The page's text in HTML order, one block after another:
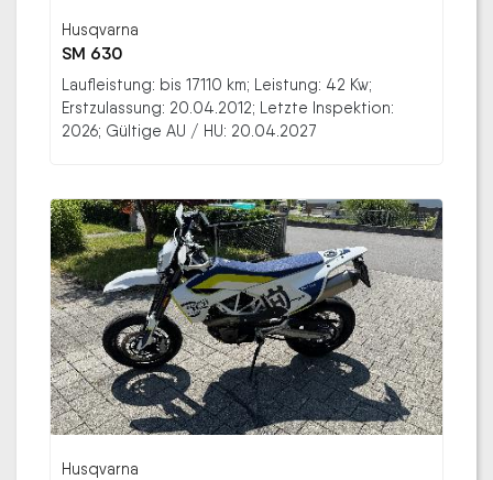
Husqvarna
SM 630
Laufleistung: bis 17110 km; Leistung: 42 Kw;
Erstzulassung: 20.04.2012; Letzte Inspektion:
2026; Gültige AU / HU: 20.04.2027
Husqvarna